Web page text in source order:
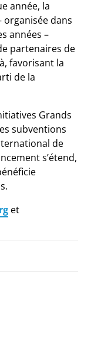
année, la
organisée dans
années –
partenaires de
favorisant la
de la
Grands
subventions
de
s’étend,
et